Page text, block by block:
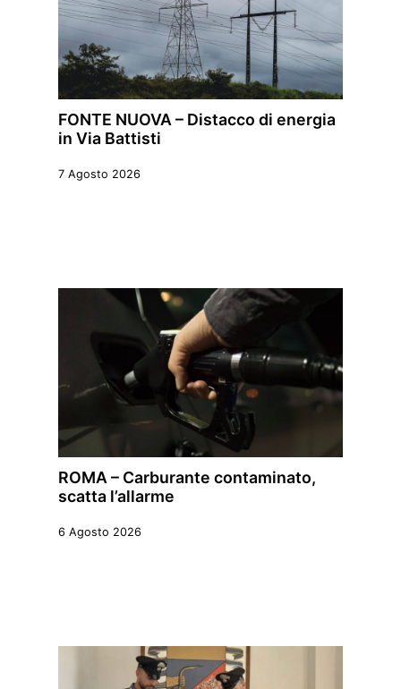
FONTE NUOVA – Distacco di energia
in Via Battisti
7 Agosto 2026
ROMA – Carburante contaminato,
scatta l’allarme
6 Agosto 2026